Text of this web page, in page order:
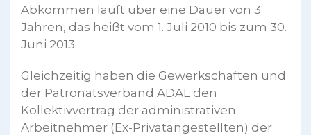
Abkommen läuft über eine Dauer von 3
Jahren, das heißt vom 1. Juli 2010 bis zum 30.
Juni 2013.
Gleichzeitig haben die Gewerkschaften und
der Patronatsverband ADAL den
Kollektivvertrag der administrativen
Arbeitnehmer (Ex-Privatangestellten) der